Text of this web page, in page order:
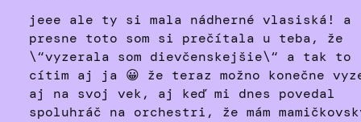
jeee ale ty si mala nádherné vlasiská! a
presne toto som si prečítala u teba, že
\“vyzerala som dievčenskejšie\“ a tak to
cítim aj ja 😀 že teraz možno konečne
aj na svoj vek, aj keď mi dnes povedal
spoluhráč na orchestri, že mám